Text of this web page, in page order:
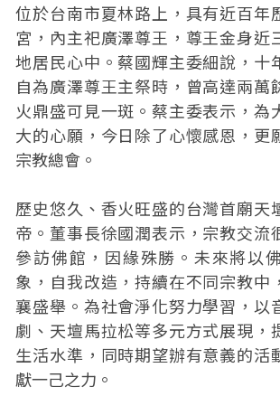
位於台南市夏林路上，具有近百年
宮，內主祀廣澤尊王，尊王金身近
地居民心中。蔡國輝主委細說，十
自為廣澤尊王主祭時，曾高達兩萬
火鼎盛可見一斑。蔡主委表示，為
大的心願，今日除了心懷感恩，更
宗教總會。
歷史悠久、香火旺盛的台灣首廟天
帝。董事長徐國潤表示，宗教交流
參訪佛館，因緣殊勝。未來將以
象，自我改造，持續在不同宗教中
襄盛舉。為社會淨化努力學習，以
劇、天壇馬拉松等多元方式展現，
生活水準，同時期望辦有意義的活
獻一己之力。